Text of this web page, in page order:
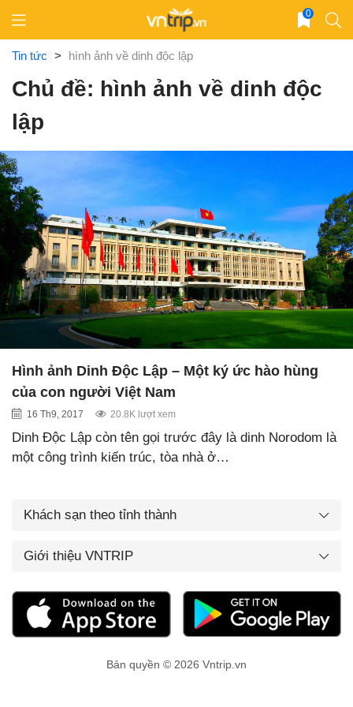
content
0
Tin tức > hình ảnh về dinh độc lập
Chủ đề: hình ảnh về dinh độc
lập
Hình ảnh Dinh Độc Lập – Một ký ức hào hùng
của con người Việt Nam
16 Th9, 2017 20.8K lượt xem
Dinh Độc Lập còn tên gọi trước đây là dinh Norodom là
một công trình kiến trúc, tòa nhà ở…
Khách sạn theo tỉnh thành
Giới thiệu VNTRIP
Bản quyền © 2026 Vntrip.vn